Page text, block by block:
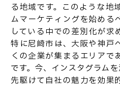
る地域です。このような地
ムマーケティングを始める
している中での差別化が求
特に尼崎市は、大阪や神戸
くの企業が集まるエリアで
です。今、インスタグラム
先駆けて自社の魅力を効果